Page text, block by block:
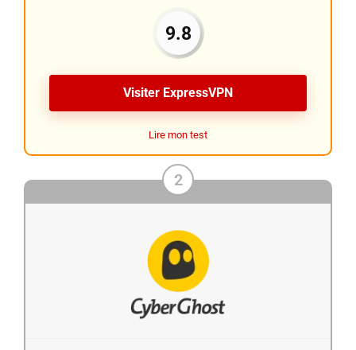
9.8
Visiter ExpressVPN
Lire mon test
2